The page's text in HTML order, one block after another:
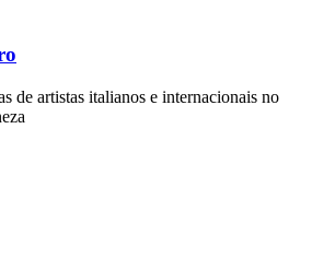
de artistas italianos e internacionais no